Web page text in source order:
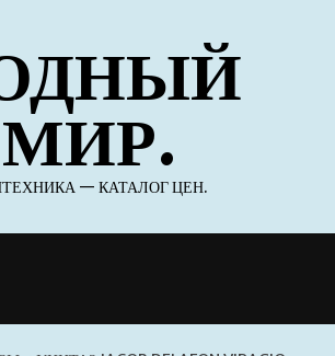
МИР.
— КАТАЛОГ ЦЕН.